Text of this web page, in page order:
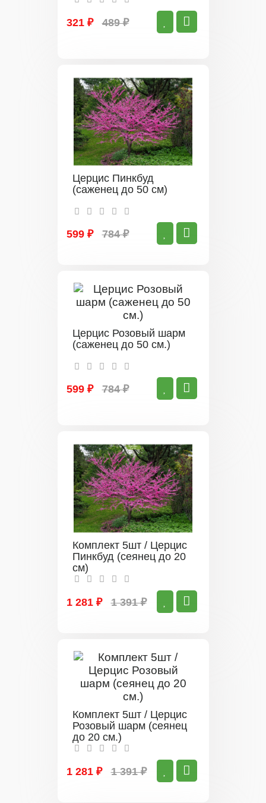
321 ₽ 489 ₽
Церцис Пинкбуд
(саженец до 50 см)
599 ₽ 784 ₽
Церцис Розовый шарм
(саженец до 50 см.)
599 ₽ 784 ₽
Комплект 5шт / Церцис
Пинкбуд (сеянец до 20
см)
1 281 ₽ 1 391 ₽
Комплект 5шт / Церцис
Розовый шарм (сеянец
до 20 см.)
1 281 ₽ 1 391 ₽